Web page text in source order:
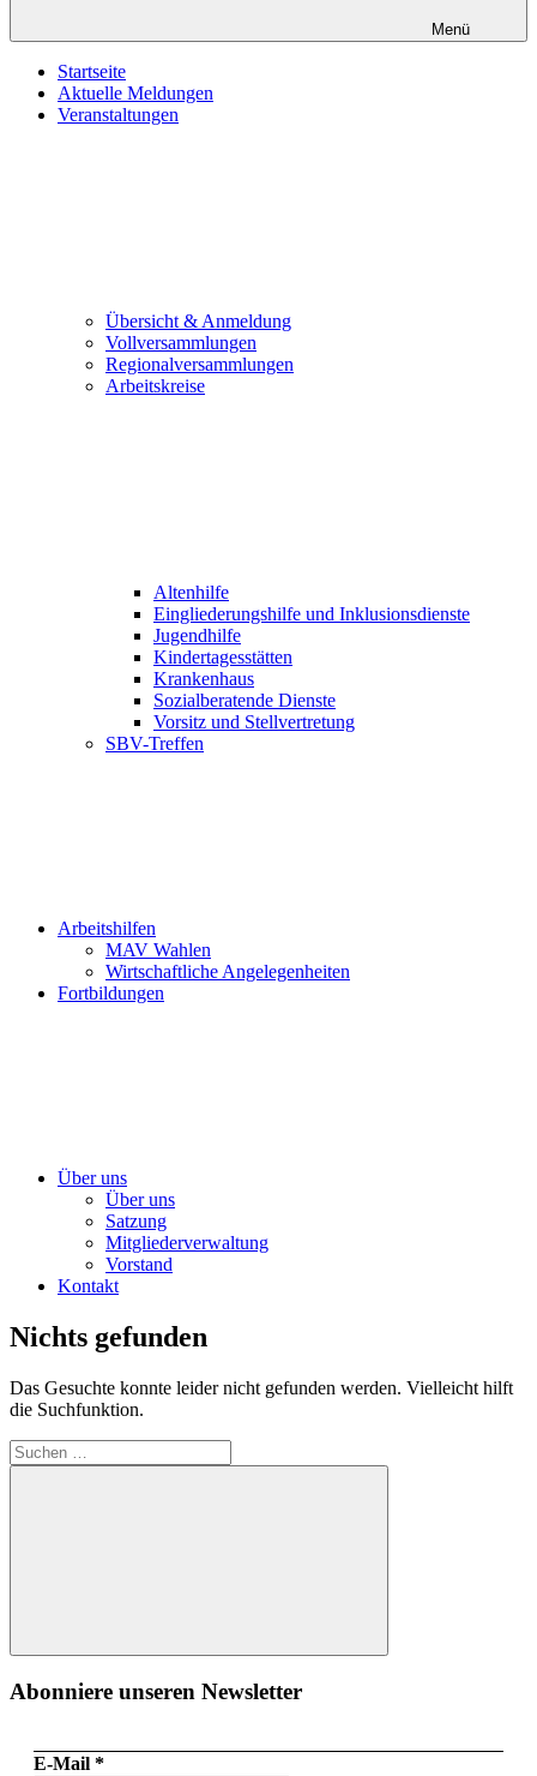
Menü
Startseite
Aktuelle Meldungen
Veranstaltungen
Übersicht & Anmeldung
Vollversammlungen
Regionalversammlungen
Arbeitskreise
Altenhilfe
Eingliederungshilfe und Inklusionsdienste
Jugendhilfe
Kindertagesstätten
Krankenhaus
Sozialberatende Dienste
Vorsitz und Stellvertretung
SBV-Treffen
Arbeitshilfen
MAV Wahlen
Wirtschaftliche Angelegenheiten
Fortbildungen
Über uns
Über uns
Satzung
Mitgliederverwaltung
Vorstand
Kontakt
Nichts gefunden
Das Gesuchte konnte leider nicht gefunden werden. Vielleicht hilft
die Suchfunktion.
Suchen
nach:
Suchen
Abonniere unseren Newsletter
E-Mail *